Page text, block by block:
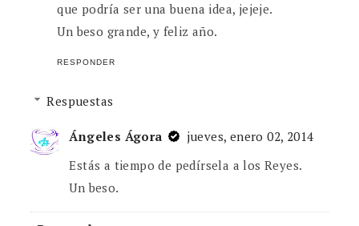
que podría ser una buena idea, jejeje.
Un beso grande, y feliz año.
RESPONDER
Respuestas
Ángeles Ágora
jueves, enero 02, 2014
Estás a tiempo de pedírsela a los Reyes.
Un beso.